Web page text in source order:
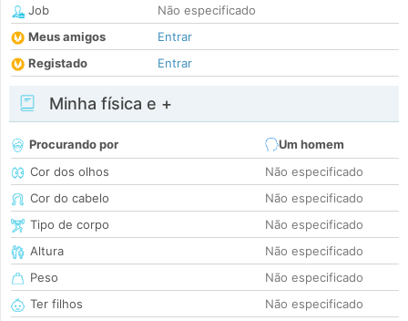
Job
Não especificado
Meus amigos
Entrar
Registado
Entrar
Minha física e +
Procurando por
Um homem
Cor dos olhos
Não especificado
Cor do cabelo
Não especificado
Tipo de corpo
Não especificado
Altura
Não especificado
Peso
Não especificado
Ter filhos
Não especificado